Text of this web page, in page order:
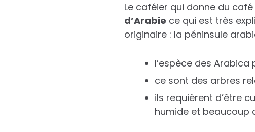
Le caféier qui donne du
d’Arabie ce qui est très
originaire : la péninsule
l’espèce des
ce sont des arbres
ils requièrent d’être
humide et beaucoup